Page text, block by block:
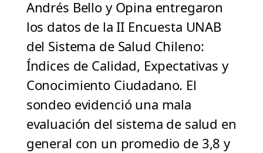
Andrés Bello y Opina entregaron
los datos de la II Encuesta UNAB
del Sistema de Salud Chileno:
Índices de Calidad, Expectativas y
Conocimiento Ciudadano. El
sondeo evidenció una mala
evaluación del sistema de salud en
general con un promedio de 3,8 y